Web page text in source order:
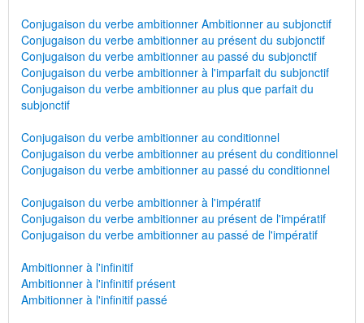
Conjugaison du verbe ambitionner Ambitionner au subjonctif
Conjugaison du verbe ambitionner au présent du subjonctif
Conjugaison du verbe ambitionner au passé du subjonctif
Conjugaison du verbe ambitionner à l'imparfait du subjonctif
Conjugaison du verbe ambitionner au plus que parfait du
subjonctif
Conjugaison du verbe ambitionner au conditionnel
Conjugaison du verbe ambitionner au présent du conditionnel
Conjugaison du verbe ambitionner au passé du conditionnel
Conjugaison du verbe ambitionner à l'impératif
Conjugaison du verbe ambitionner au présent de l'impératif
Conjugaison du verbe ambitionner au passé de l'impératif
Ambitionner à l'infinitif
Ambitionner à l'infinitif présent
Ambitionner à l'infinitif passé